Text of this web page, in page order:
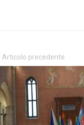
Articolo precedente